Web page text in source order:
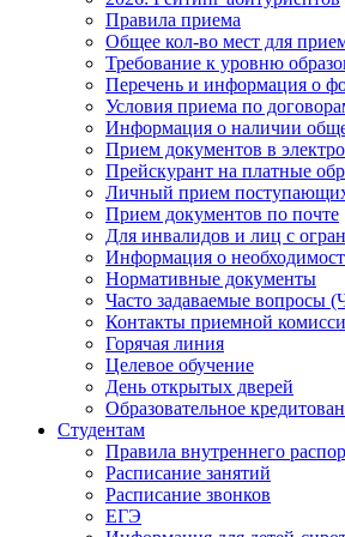
Правила приема
Общее кол-во мест для
Требование к уровню
Перечень и информация о
Условия приема по
Информация о наличии
Прием документов в
Прейскурант на платные
Личный прием
Прием документов по почте
Для инвалидов и лиц с
Информация о
Нормативные документы
Часто задаваемые вопросы
Контакты приемной
Горячая линия
Целевое обучение
День открытых дверей
Образовательное
Студентам
Правила внутреннего
Расписание занятий
Расписание звонков
ЕГЭ